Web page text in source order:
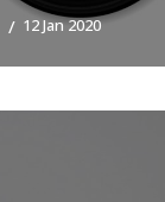
12 Jan 2020